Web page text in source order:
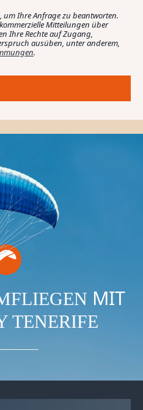
um Ihre Anfrage zu beantworten.
Mitteilungen über
Ihre Rechte auf Zugang,
ausüben, unter anderem,
.
MIT
TENERIFE